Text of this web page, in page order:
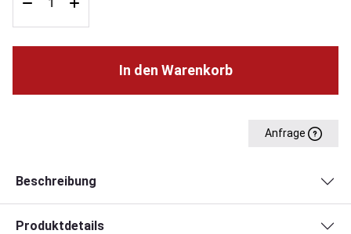
In den Warenkorb
Anfrage
Beschreibung
Produktdetails